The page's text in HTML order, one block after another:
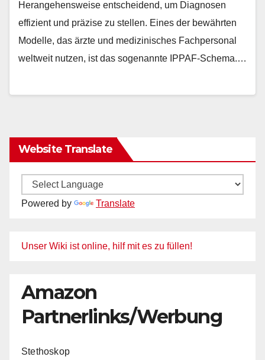
Herangehensweise entscheidend, um Diagnosen
effizient und präzise zu stellen. Eines der bewährten
Modelle, das ärzte und medizinisches Fachpersonal
weltweit nutzen, ist das sogenannte IPPAF-Schema.…
Website Translate
Powered by Translate
Unser Wiki ist online, hilf mit es zu füllen!
Amazon
Partnerlinks/Werbung
Stethoskop